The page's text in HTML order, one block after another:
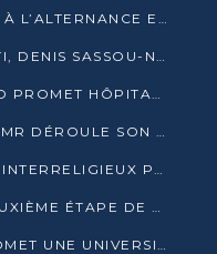
OYO : DESTIN GAVET APPELLE À L’ALTERNANCE ET À LA RESPONSABILITÉ DE LA JEUNESSE
PRÉSIDENTIELLE 2026 : À SIBITI, DENIS SASSOU-N’GUESSO PARIE SUR LES RESSOURCES DE LA LEKOUMOU
À EWO, DESTIN GAVET ELENGO PROMET HÔPITAL, CHEMIN DE FER ET AUDIT DES FINANCES PUBLIQUES
À OWANDO, LE CANDIDAT DU MR DÉROULE SON PROGRAMME DE “CHANGEMENT”
PRÉSIDENTIELLE 2026 : CULTE INTERRELIGIEUX POUR LA PAIX À OUENZÉ
DOLISIE EN BLEU POUR LA DEUXIÈME ÉTAPE DE CAMPAGNE DE DSN
À OUESSO, DESTIN GAVET PROMET UNE UNIVERSITÉ POUR LA SANGHA